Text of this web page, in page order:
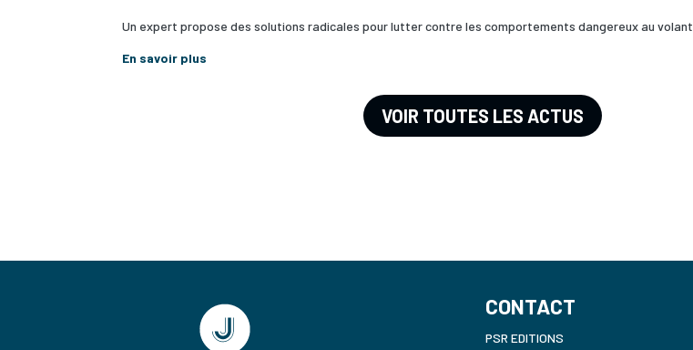
Un expert propose des solutions radicales pour lutter contre les comportements dangereux au volant.
En savoir plus
VOIR TOUTES LES ACTUS
CONTACT
PSR EDITIONS